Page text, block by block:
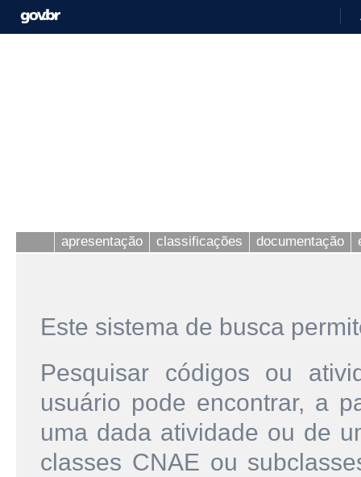
apresentação classificações documentação
Este sistema de busca
Pesquisar códigos ou
usuário pode encontrar, a
uma dada atividade ou de
classes CNAE ou